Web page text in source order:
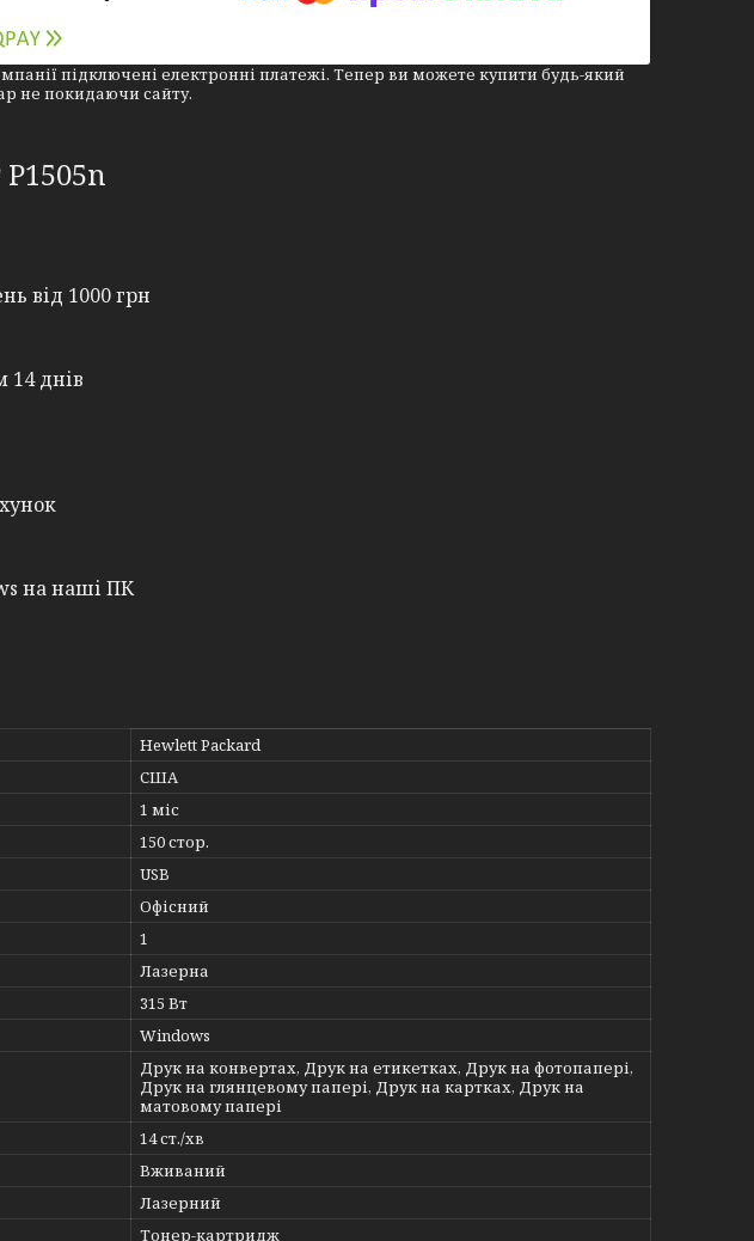
підключені електронні платежі. Тепер ви можете купити будь-який
не покидаючи сайту.
P1505n
від 1000 грн
14 днів
на наші ПК
Hewlett Packard
США
1 міс
150 стор.
USB
Офісний
1
Лазерна
315 Вт
Windows
Друк на конвертах, Друк на етикетках, Друк на фотопапері,
Друк на глянцевому папері, Друк на картках, Друк на
матовому папері
14 ст./хв
Вживаний
Лазерний
Тонер-картридж